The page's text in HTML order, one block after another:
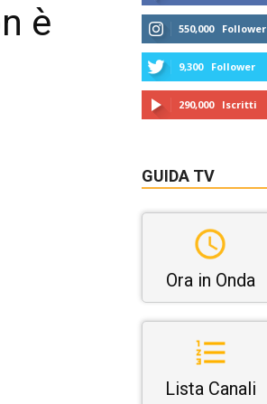
è
550,000 Follower
9,300 Follower
290,000 Iscritti
GUIDA TV
Ora in Onda
Lista Canali